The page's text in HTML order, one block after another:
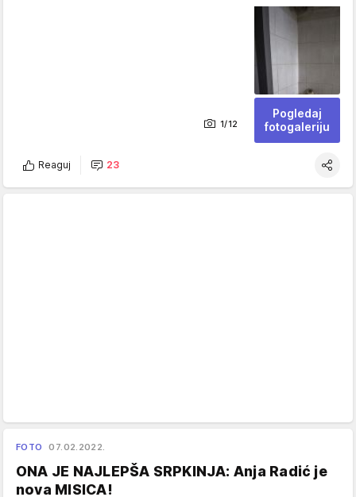
1/12
Pogledaj
fotogaleriju
Reaguj 23
FOTO 07.02.2022.
ONA JE NAJLEPŠA SRPKINJA: Anja Radić je
nova MISICA!